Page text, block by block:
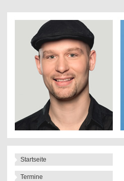
Startseite
Termine